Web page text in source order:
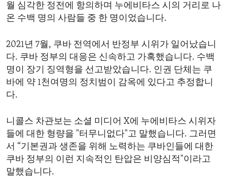
월 심각한 정전에 항의하며 누에비타스 시의 거리로 나
온 수백 명의 사람들 중 한 명이었습니다.
2021년 7월, 쿠바 전역에서 반정부 시위가 일어났습니
다. 쿠바 정부의 대응은 신속하고 가혹했습니다. 수백
명이 장기 징역형을 선고받았습니다. 인권 단체는 쿠
바에 약 1천여명의 정치범이 감옥에 있다고 추정합니
다.
니콜스 차관보는 소셜 미디어 X에 누에비타스 시위자
들에 대한 형량을 "터무니없다"고 말했습니다. 그러면
서 “기본권과 생존을 위해 노력하는 쿠바인들에 대한
쿠바 정부의 이런 지속적인 탄압은 비양심적"이라고
말했습니다.